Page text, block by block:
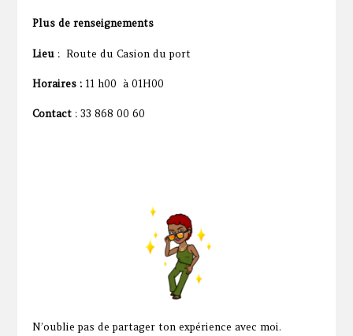
Plus de renseignements
Lieu: Route du Casion du port
Horaires : 11 h00 à 01H00
Contact: 33 868 00 60
N’oublie pas de partager ton expérience avec moi.